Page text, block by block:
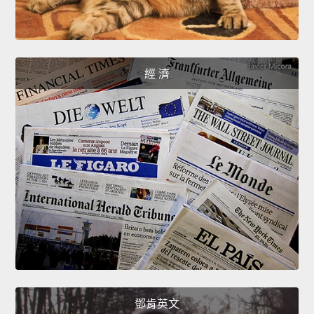
經 濟
鄧肯英文